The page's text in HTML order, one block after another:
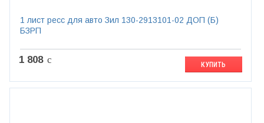
1 лист ресс для авто Зил 130-2913101-02 ДОП (Б)
БЗРП
1 808 c КУПИТЬ